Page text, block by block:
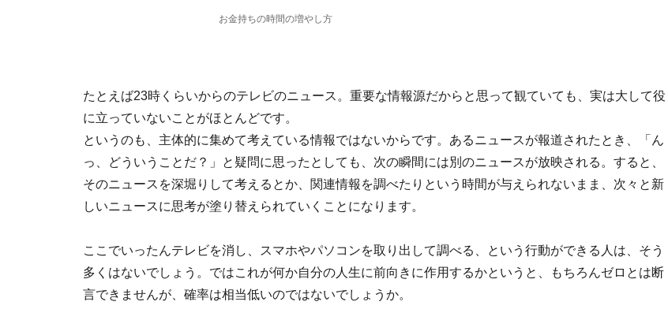
お金持ちの時間の増やし方
たとえば23時くらいからのテレビのニュース。重要な情報源だからと思って観ていても、実は大して役
に立っていないことがほとんどです。
というのも、主体的に集めて考えている情報ではないからです。あるニュースが報道されたとき、「ん
っ、どういうことだ？」と疑問に思ったとしても、次の瞬間には別のニュースが放映される。すると、
そのニュースを深堀りして考えるとか、関連情報を調べたりという時間が与えられないまま、次々と新
しいニュースに思考が塗り替えられていくことになります。
ここでいったんテレビを消し、スマホやパソコンを取り出して調べる、という行動ができる人は、そう
多くはないでしょう。ではこれが何か自分の人生に前向きに作用するかというと、もちろんゼロとは断
言できませんが、確率は相当低いのではないでしょうか。